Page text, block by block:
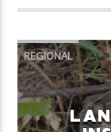
REGIONAL